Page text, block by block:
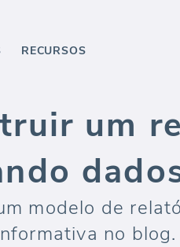
RECURSOS
um
modelo de
no blog.